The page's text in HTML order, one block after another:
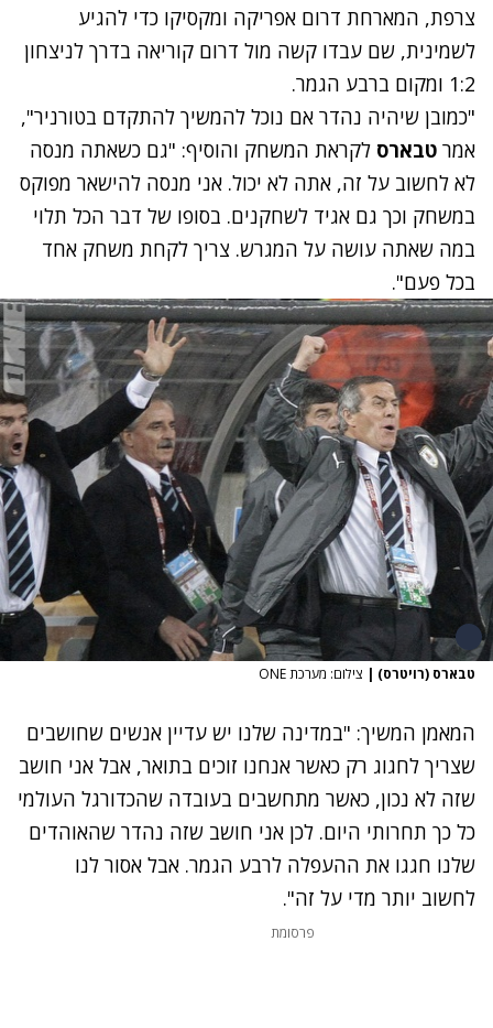
צרפת, המארחת דרום אפריקה ומקסיקו כדי להגיע
לשמינית, שם עבדו קשה מול דרום קוריאה בדרך לניצחון
1:2 ומקום ברבע הגמר.
"כמובן שיהיה נהדר אם נוכל להמשיך להתקדם בטורניר",
אמר טבארס לקראת המשחק והוסיף: "גם כשאתה מנסה
לא לחשוב על זה, אתה לא יכול. אני מנסה להישאר מפוקס
במשחק וכך גם אגיד לשחקנים. בסופו של דבר הכל תלוי
במה שאתה עושה על המגרש. צריך לקחת משחק אחד
בכל פעם".
טבארס (רויטרס) | צילום: מערכת ONE
המאמן המשיך: "במדינה שלנו יש עדיין אנשים שחושבים
שצריך לחגוג רק כאשר אנחנו זוכים בתואר, אבל אני חושב
שזה לא נכון, כאשר מתחשבים בעובדה שהכדורגל העולמי
כל כך תחרותי היום. לכן אני חושב שזה נהדר שהאוהדים
שלנו חגגו את ההעפלה לרבע הגמר. אבל אסור לנו
לחשוב יותר מדי על זה".
פרסומת